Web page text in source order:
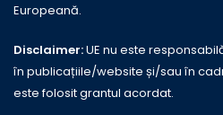
Europeană.
Disclaimer:UE nu este
în publicațiile/website și/sau în
este folosit grantul acordat.